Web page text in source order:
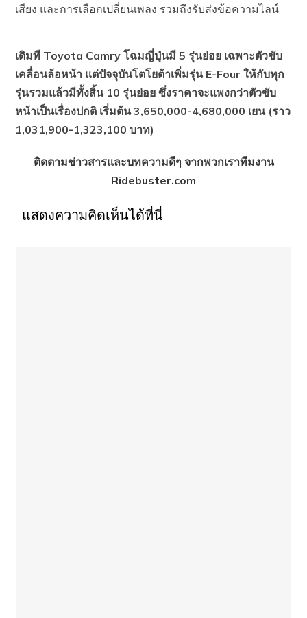
เสียง และการเลือกเปลี่ยนเพลง รวมถึงรับส่งข้อความไลน์
เดิมที Toyota Camry โฉมญี่ปุ่นมี 5 รุ่นย่อย เฉพาะตัวขับ
เคลื่อนล้อหน้า แต่ปัจจุบันโตโยต้าเพิ่มรุ่น E-Four ให้กับทุก
รุ่นรวมแล้วมีทั้งสิ้น 10 รุ่นย่อย ซึ่งราคาจะแพงกว่าตัวขับ
หน้าเป็นเรื่องปกติ เริ่มต้น 3,650,000-4,680,000 เยน (ราว
1,031,900-1,323,100 บาท)
ติดตามข่าวสารและบทความดีๆ จากพวกเราทีมงาน
Ridebuster.com
แสดงความคิดเห็นได้ที่นี่